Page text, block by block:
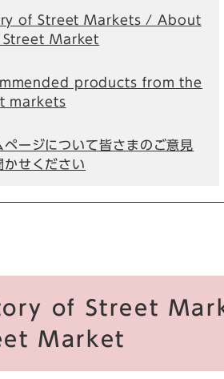
of Street Markets / About
Street Market
products from the
markets
ページについて皆さまのご意見
かせください
of Street
Market